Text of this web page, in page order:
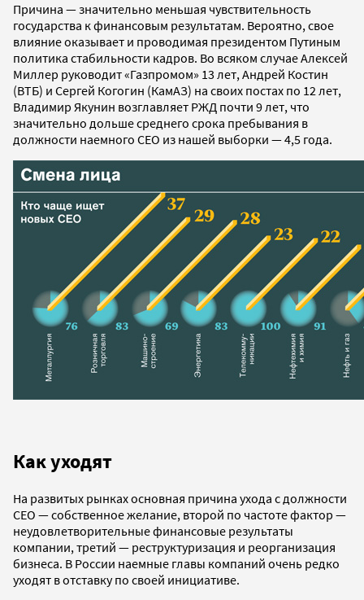
Причина — значительно меньшая чувствительность
государства к финансовым результатам. Вероятно, свое
влияние оказывает и проводимая президентом Путиным
политика стабильности кадров. Во всяком случае Алексей
Миллер руководит «Газпромом» 13 лет, Андрей Костин
(ВТБ) и Сергей Когогин (КамАЗ) на своих постах по 12 лет,
Владимир Якунин возглавляет РЖД почти 9 лет, что
значительно дольше среднего срока пребывания в
должности наемного СЕО из нашей выборки — 4,5 года.
Как уходят
На развитых рынках основная причина ухода с должности
СЕО — собственное желание, второй по частоте фактор —
неудовлетворительные финансовые результаты
компании, третий — реструктуризация и реорганизация
бизнеса. В России наемные главы компаний очень редко
уходят в отставку по своей инициативе.